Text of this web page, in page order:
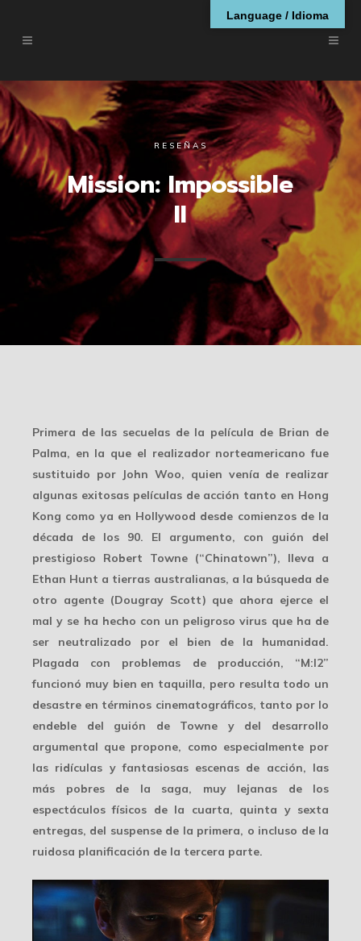
RESEÑAS
Mission: Impossible
II
Primera de las secuelas de la película de Brian de
Palma, en la que el realizador norteamericano fue
sustituido por John Woo, quien venía de realizar
algunas exitosas películas de acción tanto en Hong
Kong como ya en Hollywood desde comienzos de la
década de los 90. El argumento, con guión del
prestigioso Robert Towne (“Chinatown”), lleva a
Ethan Hunt a tierras australianas, a la búsqueda de
otro agente (Dougray Scott) que ahora ejerce el
mal y se ha hecho con un peligroso virus que ha de
ser neutralizado por el bien de la humanidad.
Plagada con problemas de producción, “M:I2”
funcionó muy bien en taquilla, pero resulta todo un
desastre en términos cinematográficos, tanto por lo
endeble del guión de Towne y del desarrollo
argumental que propone, como especialmente por
las ridículas y fantasiosas escenas de acción, las
más pobres de la saga, muy lejanas de los
espectáculos físicos de la cuarta, quinta y sexta
entregas, del suspense de la primera, o incluso de la
ruidosa planificación de la tercera parte.
Language / Idioma